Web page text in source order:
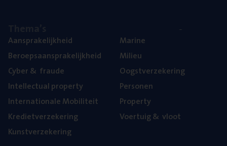
Aan­spra­ke­lijk­heid
Beroeps­aan­spra­ke­lijk­heid
Cyber& fraude
Intel­lec­tu­al property
Inter­na­ti­o­na­le Mobiliteit
Kre­diet­ver­ze­ke­ring
Kunst­ver­ze­ke­ring
Mari­ne
Mili­eu
Oogst­ver­ze­ke­ring
Per­so­nen
Pro­per­ty
Voer­tuig& vloot